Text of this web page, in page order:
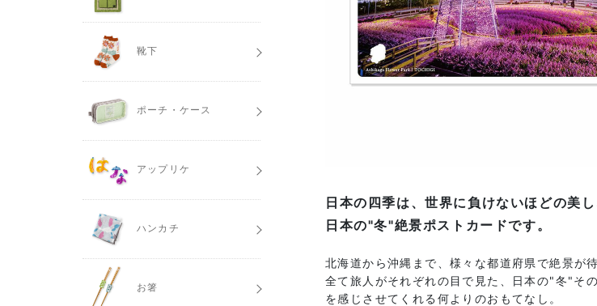
日本の四季は、世界に負けないほどの美し
日本の"冬"絶景ポストカードです。
北海道から沖縄まで、様々な都道府県で絶景が
全て旅人がそれぞれの目で見た、日本の"冬"そ
を感じさせてくれる何よりのおもてなし。
靴下
ポーチ・ケース
アップリケ
ハンカチ
お箸